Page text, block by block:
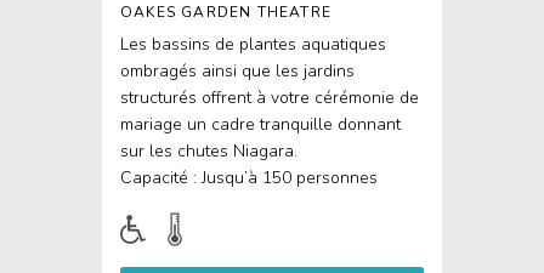
OAKES GARDEN THEATRE
Les bassins de plantes aquatiques
ombragés ainsi que les jardins
structurés offrent à votre cérémonie de
mariage un cadre tranquille donnant
sur les chutes Niagara.
Capacité : Jusqu’à 150 personnes